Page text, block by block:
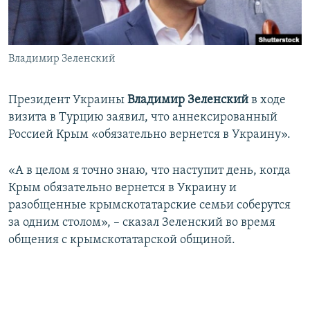
ПОБЕДИТЕЛЕЙ НЕ СУДЯТ?
КРЫМ.НЕПОКОРЕННЫЙ
ELIFBE
ПРИСОЕДИНЯЙТЕСЬ!
Все сайты RFE/RL
Владимир Зеленский
Президент Украины Владимир Зеленский в ходе
визита в Турцию заявил, что аннексированный
Россией Крым «обязательно вернется в Украину».
«А в целом я точно знаю, что наступит день, когда
Крым обязательно вернется в Украину и
разобщенные крымскотатарские семьи соберутся
за одним столом», – сказал Зеленский во время
общения с крымскотатарской общиной.